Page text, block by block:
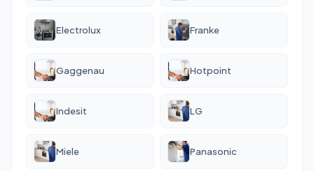
Electrolux Franke
Gaggenau Hotpoint
Indesit LG
Miele Panasonic